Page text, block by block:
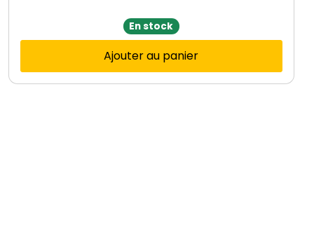
En stock
Ajouter au panier